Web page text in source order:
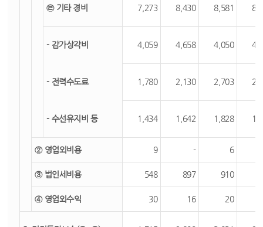
㉣ 기타 경비 7,273 8,430 8,581
- 감가상각비 4,059 4,658 4,050
- 전력수도료 1,780 2,130 2,703
- 수선유지비 등 1,434 1,642 1,828
② 영업외비용 9 - 6
③ 법인세비용 548 897 910
④ 영업외수익 30 16 20